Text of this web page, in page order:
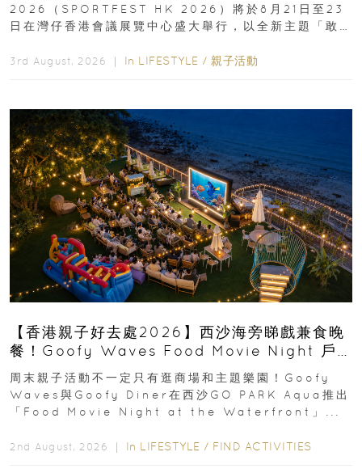
2026（SPORTFEST HK 2026）將於8月21日至23
日在灣仔香港會議展覽中心盛大舉行，以全新主題「敢
3rd August, 2026 ｜ In LIFESTYLE / 親子活動
【香港親子好去處2026】西沙海旁睇戲兼食晚
餐！Goofy Waves Food Movie Night 戶
外影院逢週末登場
周末親子活動不一定只有逛商場和主題樂園！Goofy
Waves與Goofy Diner在西沙GO PARK Aqua推出
「Food Movie Night at the Waterfront」...
2nd August, 2026 ｜ In LIFESTYLE / FIND ACTIVITIES